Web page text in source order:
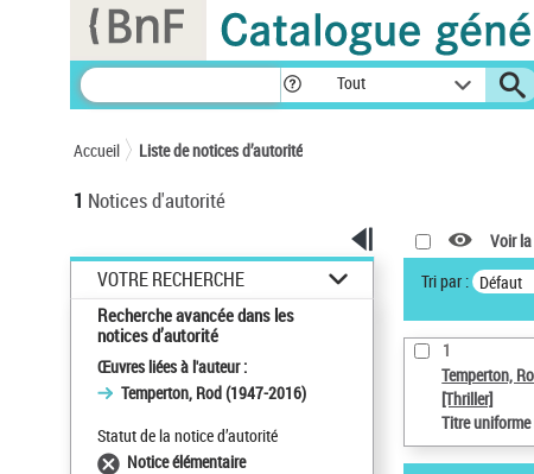
Tout
Accueil Liste de notices d’autorité
1 Notices d'autorité
VOTRE RECHERCHE
Recherche avancée dans les
notices d’autorité
Œuvres liées à l'auteur :
Temperton, Rod (1947-2016)
Statut de la notice d’autorité
Notice élémentaire
Voir
Tri par : Défaut
1
Temperton,
[Thriller]
Titre
Panneau de gestion des cookies